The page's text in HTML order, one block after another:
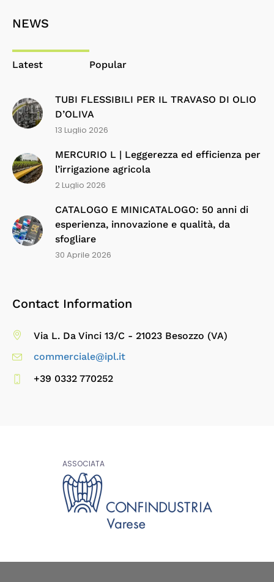
NEWS
Latest Popular
TUBI FLESSIBILI PER IL TRAVASO DI OLIO
D’OLIVA
13 Luglio 2026
MERCURIO L | Leggerezza ed efficienza per
l’irrigazione agricola
2 Luglio 2026
CATALOGO E MINICATALOGO: 50 anni di
esperienza, innovazione e qualità, da
sfogliare
30 Aprile 2026
Contact Information
Via L. Da Vinci 13/C - 21023 Besozzo (VA)
commerciale@ipl.it
+39 0332 770252
ASSOCIATA